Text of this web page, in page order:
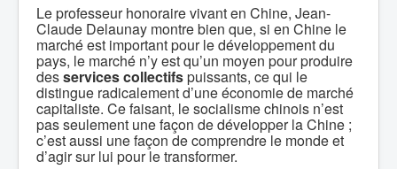
Le professeur honoraire vivant en Chine, Jean-
Claude Delaunay montre bien que, si en Chine le
marché est important pour le développement du
pays, le marché n’y est qu’un moyen pour produire
desservices collectifspuissants, ce qui le
distingue radicalement d’une économie de marché
capitaliste. Ce faisant, le socialisme chinois n’est
pas seulement une façon de développer la Chine ;
c’est aussi une façon de comprendre le monde et
d’agir sur lui pour le transformer.